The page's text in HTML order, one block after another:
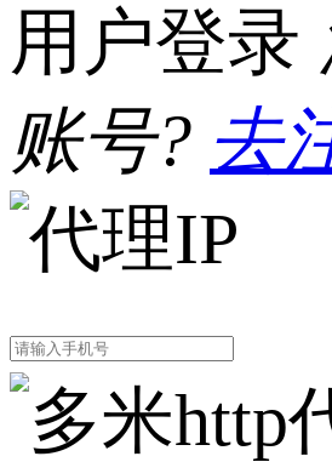
用户登录
账号? 去